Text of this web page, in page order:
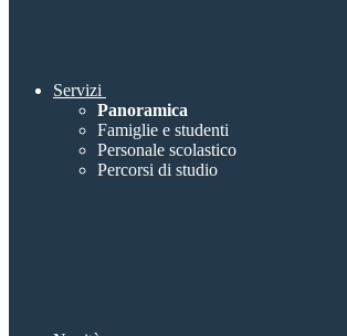
Servizi
Panoramica
Famiglie e studenti
Personale scolastico
Percorsi di studio